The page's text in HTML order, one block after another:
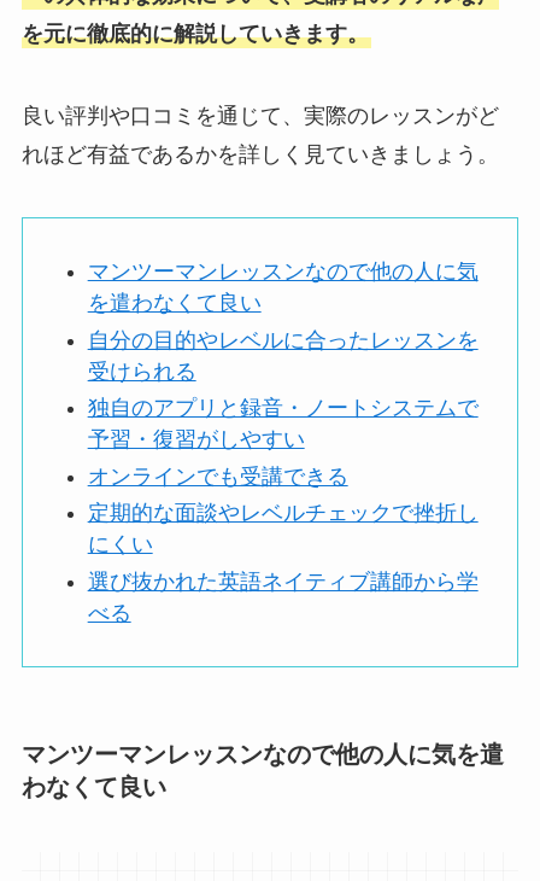
を元に徹底的に解説していきます。
良い評判や口コミを通じて、実際のレッスンがど
れほど有益であるかを詳しく見ていきましょう。
マンツーマンレッスンなので他の人に気
を遣わなくて良い
自分の目的やレベルに合ったレッスンを
受けられる
独自のアプリと録音・ノートシステムで
予習・復習がしやすい
オンラインでも受講できる
定期的な面談やレベルチェックで挫折し
にくい
選び抜かれた英語ネイティブ講師から学
べる
マンツーマンレッスンなので他の人に気を遣
わなくて良い